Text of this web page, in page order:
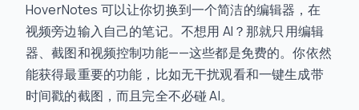
HoverNotes 可以让你切换到一个简洁的编辑器，在
视频旁边输入自己的笔记。不想用 AI？那就只用编辑
器、截图和视频控制功能——这些都是免费的。你依然
能获得最重要的功能，比如无干扰观看和一键生成带
时间戳的截图，而且完全不必碰 AI。